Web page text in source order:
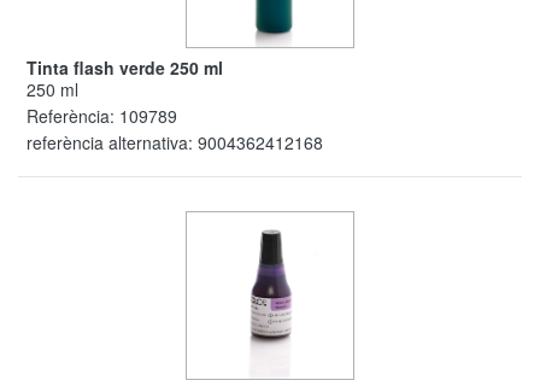
Tinta flash verde 250 ml
250 ml
Referència: 109789
referència alternativa: 9004362412168